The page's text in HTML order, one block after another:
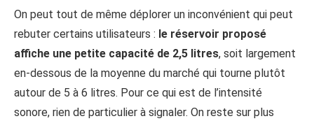
On peut tout de même déplorer un inconvénient qui peut
rebuter certains utilisateurs : le réservoir proposé
affiche une petite capacité de 2,5 litres, soit largement
en-dessous de la moyenne du marché qui tourne plutôt
autour de 5 à 6 litres. Pour ce qui est de l’intensité
sonore, rien de particulier à signaler. On reste sur plus